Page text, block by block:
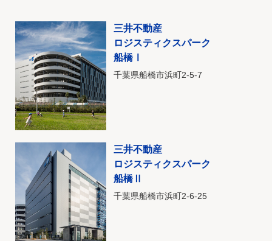
三井不動産
ロジスティクスパーク
船橋Ⅰ
千葉県船橋市浜町2-5-7
三井不動産
ロジスティクスパーク
船橋Ⅱ
千葉県船橋市浜町2-6-25